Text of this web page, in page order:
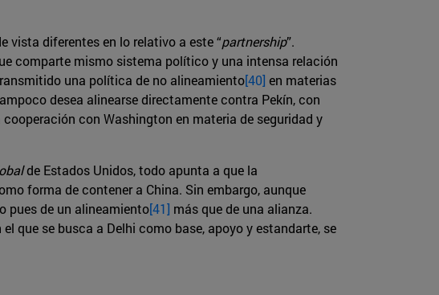
vista diferentes en lo relativo a este “partnership”.
comparte mismo sistema político y una intensa relación
una política de no alineamiento[40] en materias
desea alinearse directamente contra Pekín, con
con Washington en materia de seguridad y
de Estados Unidos, todo apunta a que la
forma de contener a China. Sin embargo, aunque
pues de un alineamiento[41] más que de una alianza.
el que se busca a Delhi como base, apoyo y estandarte, se